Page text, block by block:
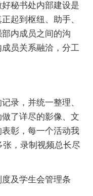
秘书处内部建设是
起到枢纽、助手、
内成员之间的沟
员关系融洽，分工
录，并统一整理、
了详尽的影像、文
彰，每一个活动我
，录制视频总长尽
度及学生会管理条